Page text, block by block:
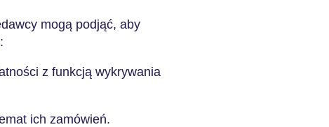
mogą podjąć, aby
z funkcją wykrywania
ich zamówień.